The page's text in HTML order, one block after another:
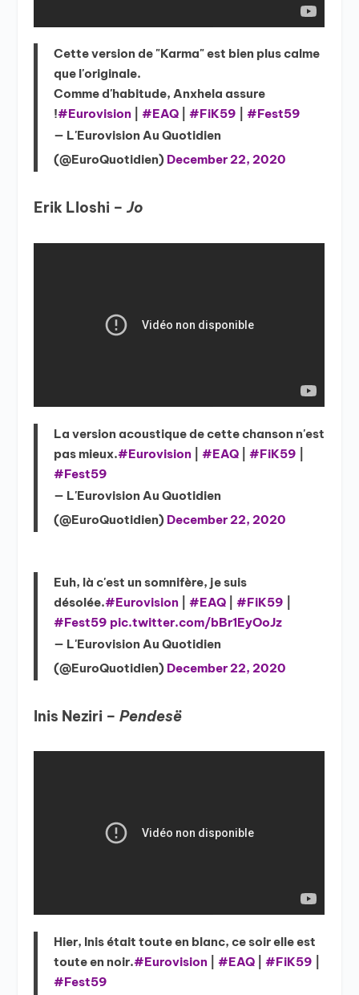
Cette version de "Karma" est bien plus calme
que l'originale.
Comme d'habitude, Anxhela assure
!#Eurovision |#EAQ |#FiK59 |#Fest59
— L'Eurovision Au Quotidien
(@EuroQuotidien) December 22, 2020
Erik Lloshi –Jo
La version acoustique de cette chanson n'est
pas mieux.#Eurovision |#EAQ |#FiK59
#Fest59
— L'Eurovision Au Quotidien
(@EuroQuotidien) December 22, 2020
Euh, là c'est un somnifère, je suis
désolée.#Eurovision |#EAQ |#FiK59
#Fest59 pic.twitter.com/bBr1EyOoJz
— L'Eurovision Au Quotidien
(@EuroQuotidien) December 22, 2020
Inis Neziri –Pendesë
Hier, Inis était toute en blanc, ce soir elle est
toute en noir.#Eurovision |#EAQ |#FiK59
#Fest59